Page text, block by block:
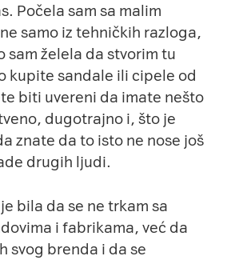
Počela sam sa malim
samo iz tehničkih razloga,
sam želela da stvorim tu
kupite sandale ili cipele od
biti uvereni da imate nešto
dugotrajno i, što je
znate da to isto ne nose još
drugih ljudi.
bila da se ne trkam sa
i fabrikama, već da
svog brenda i da se